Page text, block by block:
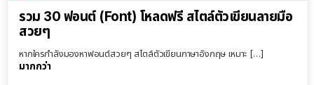
รวม 30 ฟอนต์ (Font) โหลดฟรี สไตล์ตัวเขียนลายมือ
สวยๆ
หากใครกำลังมองหาฟอนต์สวยๆ สไตล์ตัวเขียนภาษาอังกฤษ เหมาะ […]
มากกว่า